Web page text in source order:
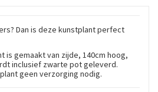
Dan is deze kunstplant perfect
is gemaakt van zijde, 140cm hoog,
inclusief zwarte pot geleverd.
geen verzorging nodig.